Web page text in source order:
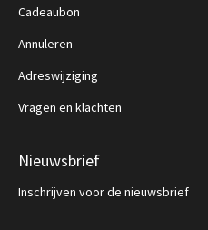
Cadeaubon
Annuleren
Adreswijziging
Vragen en klachten
Nieuwsbrief
Inschrijven voor de nieuwsbrief